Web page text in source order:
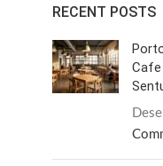
RECENT POSTS
Cafe